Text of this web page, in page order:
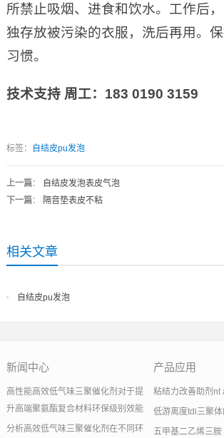
所禁止吸烟、进食和饮水。工作后
独存放被污染的衣服，洗后再用。
习惯。
技术支持 周工：183 0190 3159
标签： 自结皮pu发泡
上一篇：
自结皮发泡表皮气泡
下一篇： 隔音垫表皮不粘
相关文章
自结皮pu发泡
新闻中心
高性能高效低气味三聚催化剂对于提
升高端聚氨酯复合材料环保级别效能
分析高效低气味三聚催化剂在不同环
产品应用
粘结力改善助剂
低游离度tdi三聚
五甲基二乙烯三胺